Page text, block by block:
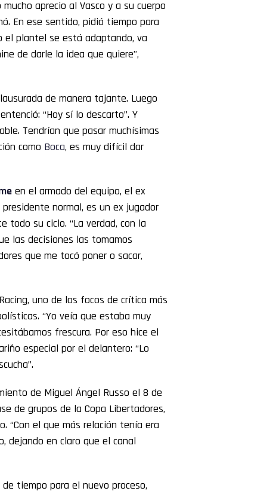
aprecio al Vasco y a su cuerpo
En ese sentido, pidió tiempo para
el plantel se está adaptando, va
de darle la idea que quiere”,
de manera tajante. Luego
“Hoy sí lo descarto”. Y
Tendrían que pasar muchísimas
como Boca, es muy difícil dar
en el armado del equipo, el ex
normal, es un ex jugador
todo su ciclo. “La verdad, con la
las decisiones las tomamos
que me tocó poner o sacar,
uno de los focos de crítica más
“Yo veía que estaba muy
frescura. Por eso hice el
especial por el delantero: “Lo
de Miguel Ángel Russo el 8 de
de grupos de la Copa Libertadores,
“Con el que más relación tenía era
dejando en claro que el canal
tiempo para el nuevo proceso,